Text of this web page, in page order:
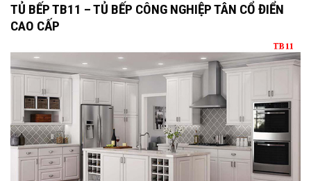
TỦ BẾP TB11 – TỦ BẾP CÔNG NGHIỆP TÂN CỔ ĐIỂN
CAO CẤP